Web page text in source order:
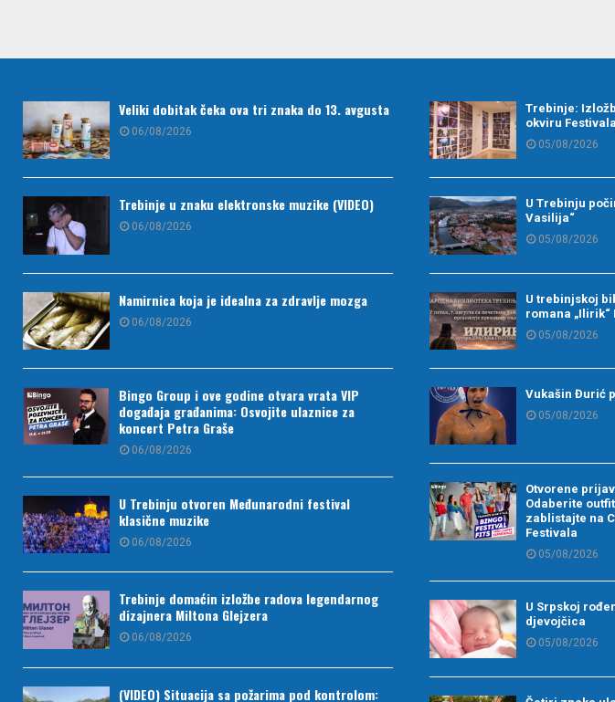
Veliki dobitak čeka ova tri znaka do 13. avgusta
06/08/2026
Trebinje u znaku elektronske muzike (VIDEO)
06/08/2026
Namirnica koja je idealna za zdravlje mozga
06/08/2026
Bingo Group i ove godine otvara vrata VIP
događaja građanima: Osvojite ulaznice za
koncert Petra Graše
06/08/2026
U Trebinju otvoren Međunarodni festival
klasične muzike
06/08/2026
Trebinje domaćin izložbe radova legendarnog
dizajnera Miltona Glejzera
06/08/2026
(VIDEO) Situacija sa požarima pod kontrolom:
Trebinje:
okviru
05/08/2026
U Trebinju
Vasilija“
05/08/2026
U trebinjskoj
romana „Ilirik“
05/08/2026
Vukašin Đurić
05/08/2026
Otvorene
Odaberite
zablistajte na
Festivala
05/08/2026
U Srpskoj
djevojčica
05/08/2026